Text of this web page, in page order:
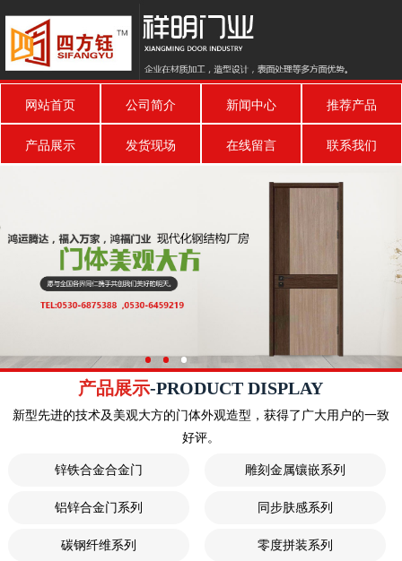
网站首页 公司简介 新闻中心 推荐产品
产品展示 发货现场 在线留言 联系我们
产品展示-PRODUCT DISPLAY
新型先进的技术及美观大方的门体外观造型，获得了广大用户的一致
好评。
锌铁合金合金门 雕刻金属镶嵌系列
铝锌合金门系列 同步肤感系列
碳钢纤维系列 零度拼装系列